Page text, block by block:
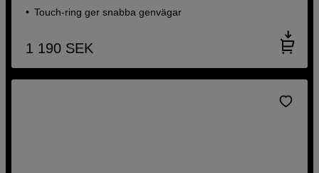
Touch-ring ger snabba genvägar
1 190 SEK